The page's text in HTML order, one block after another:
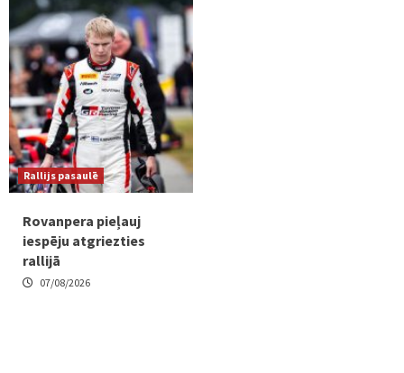
Rallijs pasaulē
Rovanpera pieļauj
iespēju atgriezties
rallijā
07/08/2026